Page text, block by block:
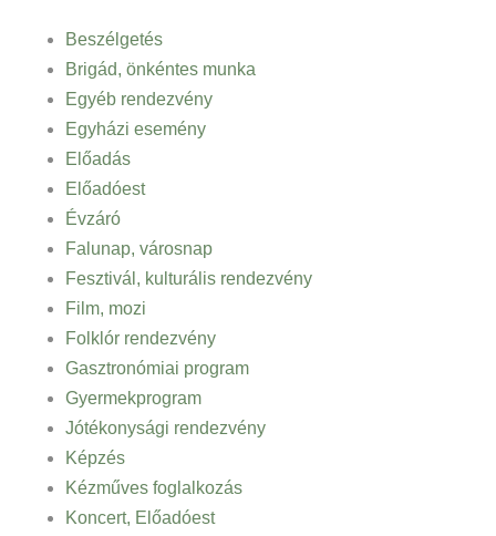
Beszélgetés
Brigád, önkéntes munka
Egyéb rendezvény
Egyházi esemény
Előadás
Előadóest
Évzáró
Falunap, városnap
Fesztivál, kulturális rendezvény
Film, mozi
Folklór rendezvény
Gasztronómiai program
Gyermekprogram
Jótékonysági rendezvény
Képzés
Kézműves foglalkozás
Koncert, Előadóest